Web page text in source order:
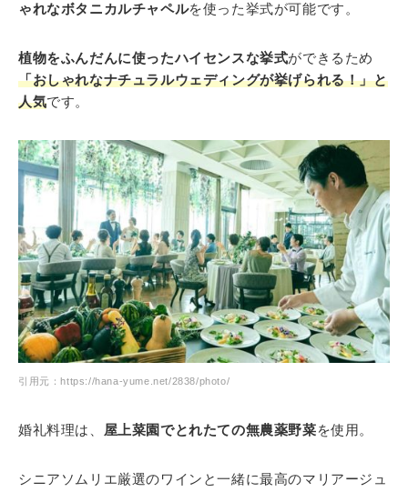
ゃれなボタニカルチャペルを使った挙式が可能です。
植物をふんだんに使ったハイセンスな挙式ができるため
「おしゃれなナチュラルウェディングが挙げられる！」と
人気です。
引用元：https://hana-yume.net/2838/photo/
婚礼料理は、 屋上菜園でとれたての無農薬野菜を使用。
シニアソムリエ厳選のワインと一緒に最高のマリアージュ